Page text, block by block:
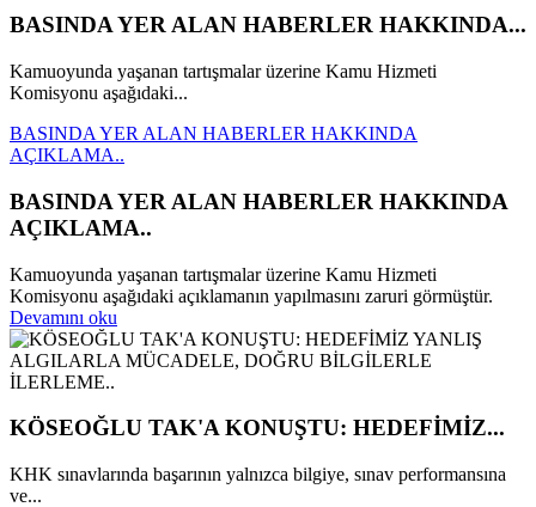
BASINDA YER ALAN HABERLER HAKKINDA...
Kamuoyunda yaşanan tartışmalar üzerine Kamu Hizmeti
Komisyonu aşağıdaki...
BASINDA YER ALAN HABERLER HAKKINDA
AÇIKLAMA..
BASINDA YER ALAN HABERLER HAKKINDA
AÇIKLAMA..
Kamuoyunda yaşanan tartışmalar üzerine Kamu Hizmeti
Komisyonu aşağıdaki açıklamanın yapılmasını zaruri görmüştür.
Devamını oku
KÖSEOĞLU TAK'A KONUŞTU: HEDEFİMİZ...
KHK sınavlarında başarının yalnızca bilgiye, sınav performansına
ve...